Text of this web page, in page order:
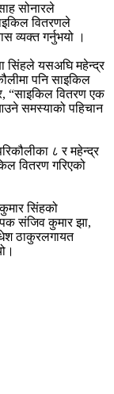
सोनारले
वितरणले
व्यक्त गर्नुभयो ।
सिंहले यसअघि महेन्द्र
पनि साइकिल
“साइकिल वितरण एक
समस्याको पहिचान
८ र महेन्द्र
वितरण गरिएको
सिंहको
संजिव कुमार झा,
ठाकुरलगायत